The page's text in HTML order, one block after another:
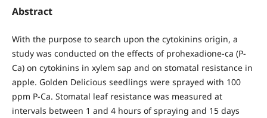
Abstract
With the purpose to search upon the cytokinins origin, a
study was conducted on the effects of prohexadione-ca (P-
Ca) on cytokinins in xylem sap and on stomatal resistance in
apple. Golden Delicious seedlings were sprayed with 100
ppm P-Ca. Stomatal leaf resistance was measured at
intervals between 1 and 4 hours of spraying and 15 days